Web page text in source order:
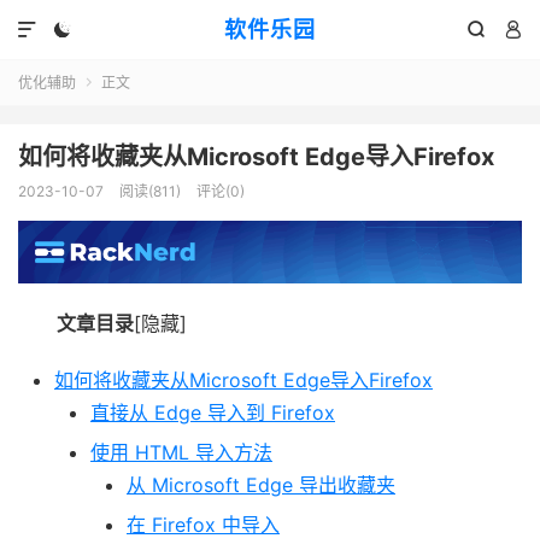
软件乐园 
 

优化辅助  正文
如何将收藏夹从Microsoft Edge导入Firefox
2023-10-07 阅读(811) 评论(0)
文章目录[隐藏]
如何将收藏夹从Microsoft Edge导入Firefox
直接从 Edge 导入到 Firefox
使用 HTML 导入方法
从 Microsoft Edge 导出收藏夹
在 Firefox 中导入